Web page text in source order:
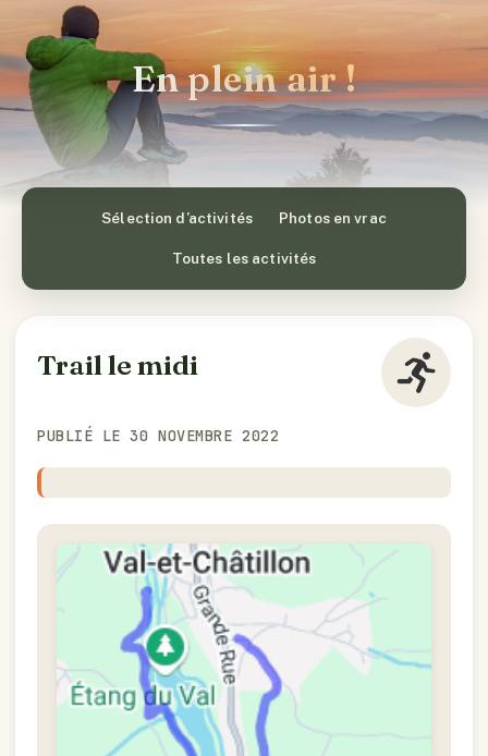
En plein air !
Sélection d’activités Photos en vrac
Toutes les activités
Trail le midi
PUBLIÉ LE 30 NOVEMBRE 2022